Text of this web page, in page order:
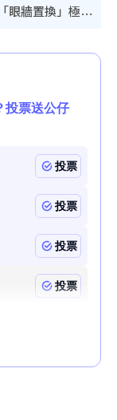
颱風白海豚料周日襲浙江！經歷5次「眼牆置換」極罕見 成登陸內地最長途颱風